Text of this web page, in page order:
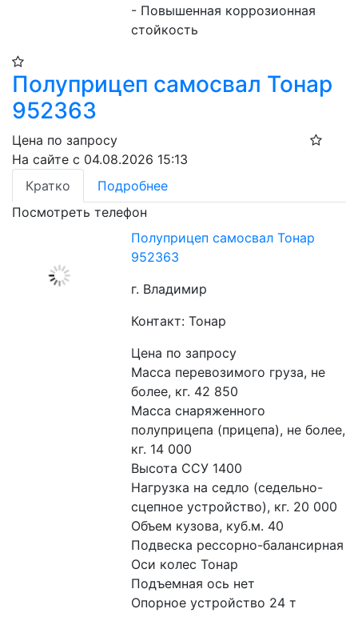
- Повышенная коррозионная
стойкость
Полуприцеп самосвал Тонар
952363
Цена по запросу
На сайте с 04.08.2026 15:13
Кратко
Подробнее
Посмотреть телефон
Полуприцеп самосвал Тонар
952363
г. Владимир
Контакт: Тонар
Цена по запросу
Масса перевозимого груза, не
более, кг. 42 850
Масса снаряженного
полуприцепа (прицепа), не более,
кг. 14 000
Высота ССУ 1400
Нагрузка на седло (седельно-
сцепное устройство), кг. 20 000
Объем кузова, куб.м. 40
Подвеска рессорно-балансирная
Оси колес Тонар
Подъемная ось нет
Опорное устройство 24 т